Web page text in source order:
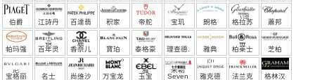
（恒
宝）
伯爵 江詩丹
頓
百達翡
麗
积家 帝舵 宝玑 朗格 格拉苏
蒂
蕭邦
帕玛强
尼
百年灵 香奈儿 寶珀 泰格豪
雅
理查德.
米勒
雅典 柏莱士 芝柏
宝格丽 名士 尚维沙 万宝龙 玉宝 Seven 雅克德 法兰克 格林汉